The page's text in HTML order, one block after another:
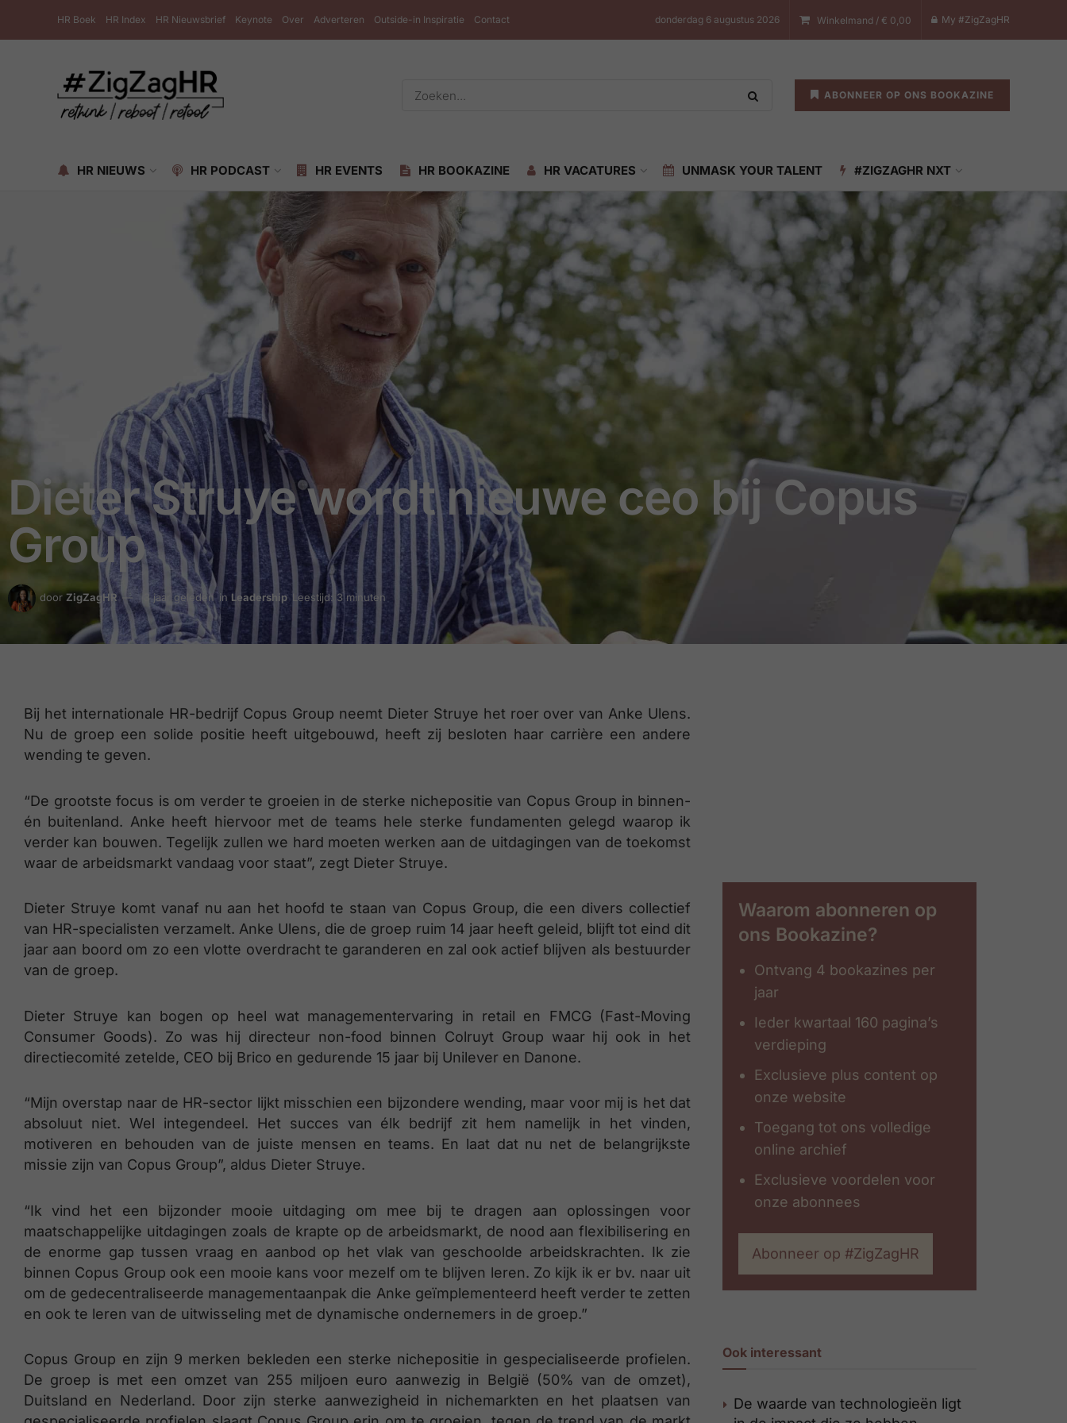
HR Boek HR Index HR Nieuwsbrief Keynote Over Adverteren Outside-in Inspiratie Contact donderdag 6 augustus 2026 Winkelmand / € 0,00 My #ZigZagHR
ABONNEER OP ONS BOOKAZINE
HR NIEUWS HR PODCAST HR EVENTS HR BOOKAZINE HR VACATURES UNMASK YOUR TALENT #ZIGZAGHR NXT
Dieter Struye wordt nieuwe ceo bij Copus
Group
door ZigZagHR 3 jaar geleden in Leadership Leestijd: 3 minuten
Bij het internationale HR-bedrijf Copus Group neemt Dieter Struye het roer over van Anke Ulens.
Nu de groep een solide positie heeft uitgebouwd, heeft zij besloten haar carrière een andere
wending te geven.
“De grootste focus is om verder te groeien in de sterke nichepositie van Copus Group in binnen-
én buitenland. Anke heeft hiervoor met de teams hele sterke fundamenten gelegd waarop ik
verder kan bouwen. Tegelijk zullen we hard moeten werken aan de uitdagingen van de toekomst
waar de arbeidsmarkt vandaag voor staat”, zegt Dieter Struye.
Dieter Struye komt vanaf nu aan het hoofd te staan van Copus Group, die een divers collectief
van HR-specialisten verzamelt. Anke Ulens, die de groep ruim 14 jaar heeft geleid, blijft tot eind dit
jaar aan boord om zo een vlotte overdracht te garanderen en zal ook actief blijven als bestuurder
van de groep.
Dieter Struye kan bogen op heel wat managementervaring in retail en FMCG (Fast-Moving
Consumer Goods). Zo was hij directeur non-food binnen Colruyt Group waar hij ook in het
directiecomité zetelde, CEO bij Brico en gedurende 15 jaar bij Unilever en Danone.
“Mijn overstap naar de HR-sector lijkt misschien een bijzondere wending, maar voor mij is het dat
absoluut niet. Wel integendeel. Het succes van élk bedrijf zit hem namelijk in het vinden,
motiveren en behouden van de juiste mensen en teams. En laat dat nu net de belangrijkste
missie zijn van Copus Group”, aldus Dieter Struye.
“Ik vind het een bijzonder mooie uitdaging om mee bij te dragen aan oplossingen voor
maatschappelijke uitdagingen zoals de krapte op de arbeidsmarkt, de nood aan flexibilisering en
de enorme gap tussen vraag en aanbod op het vlak van geschoolde arbeidskrachten. Ik zie
binnen Copus Group ook een mooie kans voor mezelf om te blijven leren. Zo kijk ik er bv. naar uit
om de gedecentraliseerde managementaanpak die Anke geïmplementeerd heeft verder te zetten
en ook te leren van de uitwisseling met de dynamische ondernemers in de groep.”
Copus Group en zijn 9 merken bekleden een sterke nichepositie in gespecialiseerde profielen.
De groep is met een omzet van 255 miljoen euro aanwezig in België (50% van de omzet),
Duitsland en Nederland. Door zijn sterke aanwezigheid in nichemarkten en het plaatsen van
Waarom abonneren op
ons Bookazine?
Ontvang 4 bookazines per
jaar
Ieder kwartaal 160 pagina’s
verdieping
Exclusieve plus content op
onze website
Toegang tot ons volledige
online archief
Exclusieve voordelen voor
onze abonnees
Abonneer op #ZigZagHR
Ook interessant
De waarde van technologieën ligt